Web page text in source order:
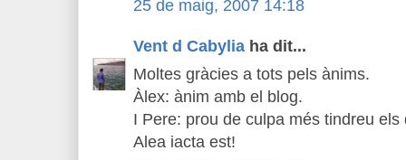
25 de maig, 2007 14:18
Vent d Cabylia ha dit...
Moltes gràcies a tots pels ànims.
Àlex: ànim amb el blog.
I Pere: prou de culpa més tindreu els
Alea iacta est!